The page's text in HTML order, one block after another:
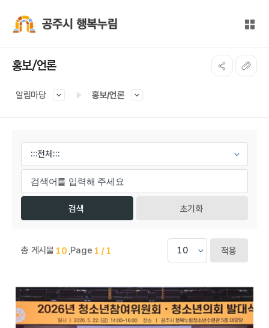
전체
홍보/언론
알림마당 홍보/언론
초기화
총 게시물 10 ,Page 1 / 1 적용